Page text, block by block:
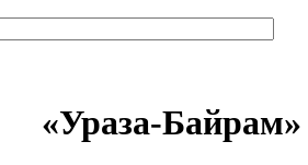
«Ураза-Байрам»